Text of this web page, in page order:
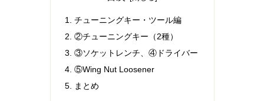
チューニングキー・ツール編
②チューニングキー（2種）
③ソケットレンチ、④ドライバー
⑤Wing Nut Loosener
まとめ